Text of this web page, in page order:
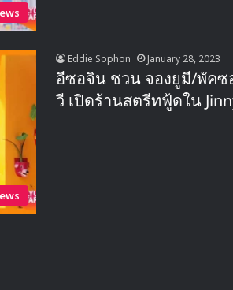
Eddie Sophon January 28, 2023
อีซอจิน ชวน จองยูมี/พัค
วี เปิดร้านสตรีทฟู้ดใน